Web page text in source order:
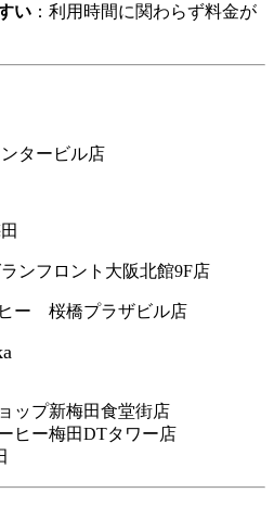
い ：利用時間に関わらず料金が
タービル店
ンフロント大阪北館9F店
ー 桜橋プラザビル店
ップ新梅田食堂街店
ヒー梅田DTタワー店